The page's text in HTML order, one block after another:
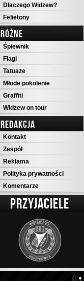
Dlaczego Widzew?
Felietony
RÓŻNE
Śpiewnik
Flagi
Tatuaże
Młode pokolenie
Graffiti
Widzew on tour
REDAKCJA
Kontakt
Zespół
Reklama
Polityka prywatności
Komentarze
PRZYJACIELE